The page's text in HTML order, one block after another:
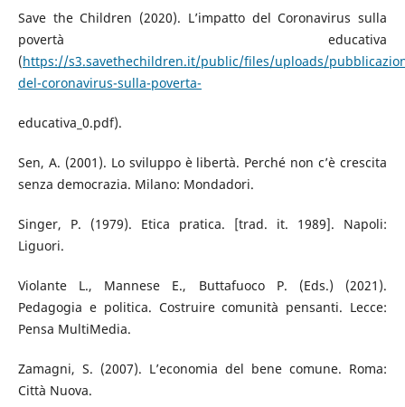
Save the Children (2020). L’impatto del Coronavirus sulla
povertà educativa
(https://s3.savethechildren.it/public/files/uploads/
del-coronavirus-sulla-poverta-
educativa_0.pdf).
Sen, A. (2001). Lo sviluppo è libertà. Perché non c’è crescita
senza democrazia. Milano: Mondadori.
Singer, P. (1979). Etica pratica. [trad. it. 1989]. Napoli:
Liguori.
Violante L., Mannese E., Buttafuoco P. (Eds.) (2021).
Pedagogia e politica. Costruire comunità pensanti. Lecce:
Pensa MultiMedia.
Zamagni, S. (2007). L’economia del bene comune. Roma:
Città Nuova.